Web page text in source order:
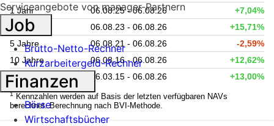
1 Jahr
06.08.25 - 06.08.26
+7,04%
3 Jahre
06.08.23 - 06.08.26
+15,71%
5 Jahre
06.08.21 - 06.08.26
-2,59%
10 Jahre
06.08.16 - 06.08.26
+12,62%
seit Auflage
06.03.15 - 06.08.26 +13,00%
1 Kennzahlen werden auf Basis der letzten verfügbaren NAVs
berechnet. Berechnung nach BVI-Methode.
Serviceangebote von manager-Partnern
Job
Brutto-Netto-Rechner
Kurzarbeitergeld-Rechner
Finanzen
Börse
Wirtschaftsbücher